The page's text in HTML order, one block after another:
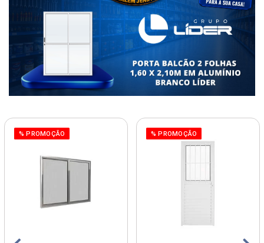
% PROMOÇÃO % PROMOÇÃO